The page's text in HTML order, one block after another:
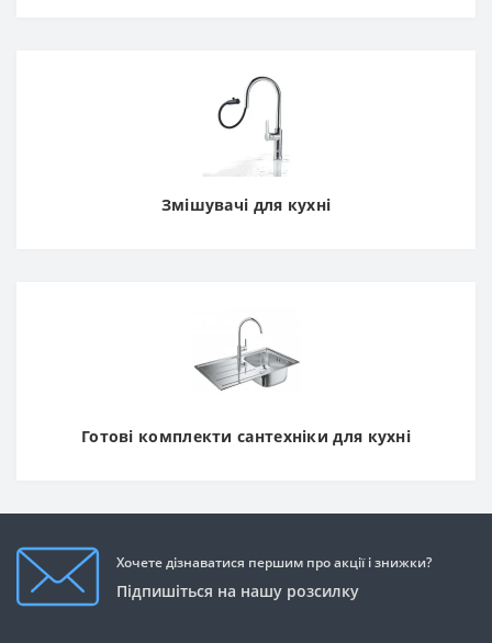
Змішувачі для кухні
Готові комплекти сантехніки для кухні
Хочете дізнаватися першим про акції і знижки?
Підпишіться на нашу розсилку